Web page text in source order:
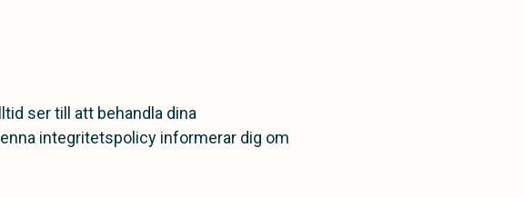
ser till att behandla dina
integritetspolicy informerar dig om